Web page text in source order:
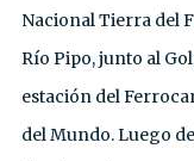
Nacional Tierra del
Río Pipo, junto al
estación del
del Mundo. Luego